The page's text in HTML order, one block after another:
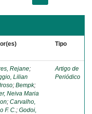
Tipo
Rejane;
Lilian
; Bempk;
Neiva Maria
; Carvalho,
F. C.; Godoi,
Artigo de
Periódico